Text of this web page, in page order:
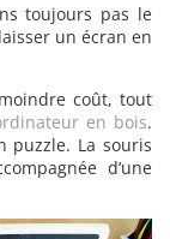
toujours pas le
un écran en
coût, tout
en bois.
puzzle. La souris
d’une